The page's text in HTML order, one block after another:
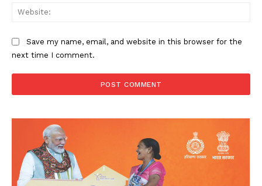
Save my name, email, and website in this browser for the
next time I comment.